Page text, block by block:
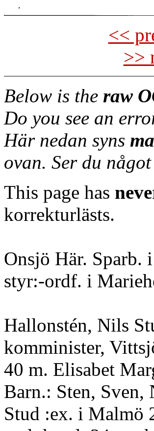
<<
>>
Below is the raw
Do you see an
Här nedan syns
ovan. Ser du
This page has
korrekturlästs.
Onsjö Här. Sparb.
styr:-ordf. i
Hallonstén, Nils
komminister,
40 m. Elisabet
Barn.: Sten,
Stud :ex. i Malmö